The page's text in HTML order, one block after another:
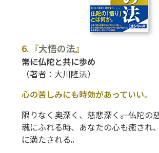
6.『大悟の法』
――常に仏陀と共に歩め
（著者：大川隆法）
心の苦しみにも時効があっていい。
限りなく奥深く、慈悲深く――。仏陀の
魂にふれる時、あなたの心も癒され
に満たされる。